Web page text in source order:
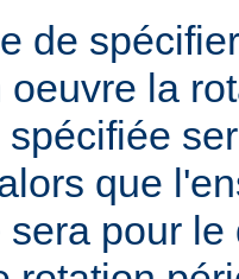
de
oeuvre la
que
pour